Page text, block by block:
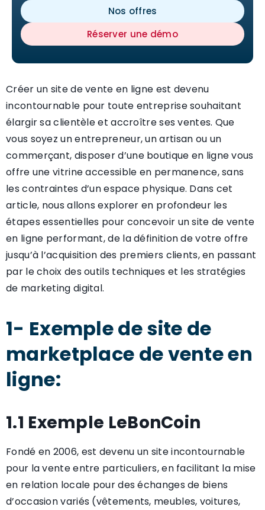
Nos offres
Réserver une démo
Créer un site de vente en ligne est devenu
incontournable pour toute entreprise souhaitant
élargir sa clientèle et accroître ses ventes. Que
vous soyez un entrepreneur, un artisan ou un
commerçant, disposer d’une boutique en ligne vous
offre une vitrine accessible en permanence, sans
les contraintes d’un espace physique. Dans cet
article, nous allons explorer en profondeur les
étapes essentielles pour concevoir un site de vente
en ligne performant, de la définition de votre offre
jusqu’à l’acquisition des premiers clients, en passant
par le choix des outils techniques et les stratégies
de marketing digital.
1- Exemple de site de
marketplace de vente en
ligne:
1.1 Exemple LeBonCoin
Fondé en 2006, est devenu un site incontournable
pour la vente entre particuliers, en facilitant la mise
en relation locale pour des échanges de biens
d’occasion variés (vêtements, meubles, voitures,